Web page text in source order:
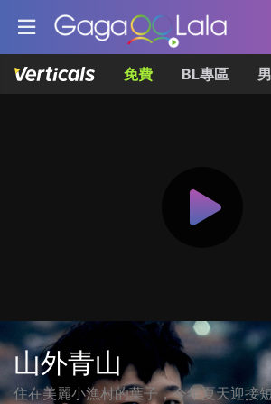
免費 BL專區
山外青山
住在美麗小漁村的葉子，今年夏天迎接